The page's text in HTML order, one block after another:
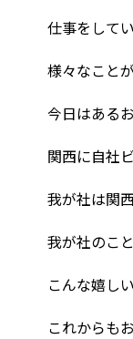
仕事をして
様々なこと
今日はある
関西に自社
我が社は関
我が社のこ
こんな嬉し
これからも